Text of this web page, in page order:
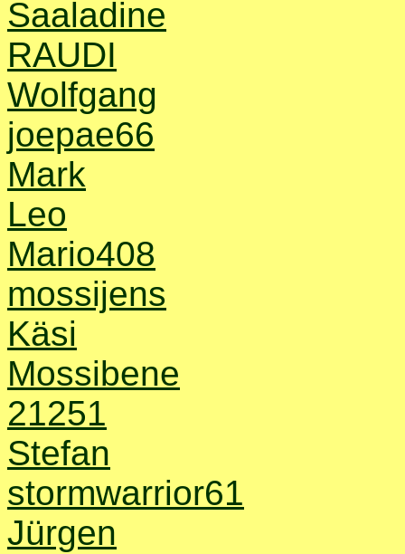
Saaladine
RAUDI
Wolfgang
joepae66
Mark
Leo
Mario408
mossijens
Käsi
Mossibene
21251
Stefan
stormwarrior61
Jürgen